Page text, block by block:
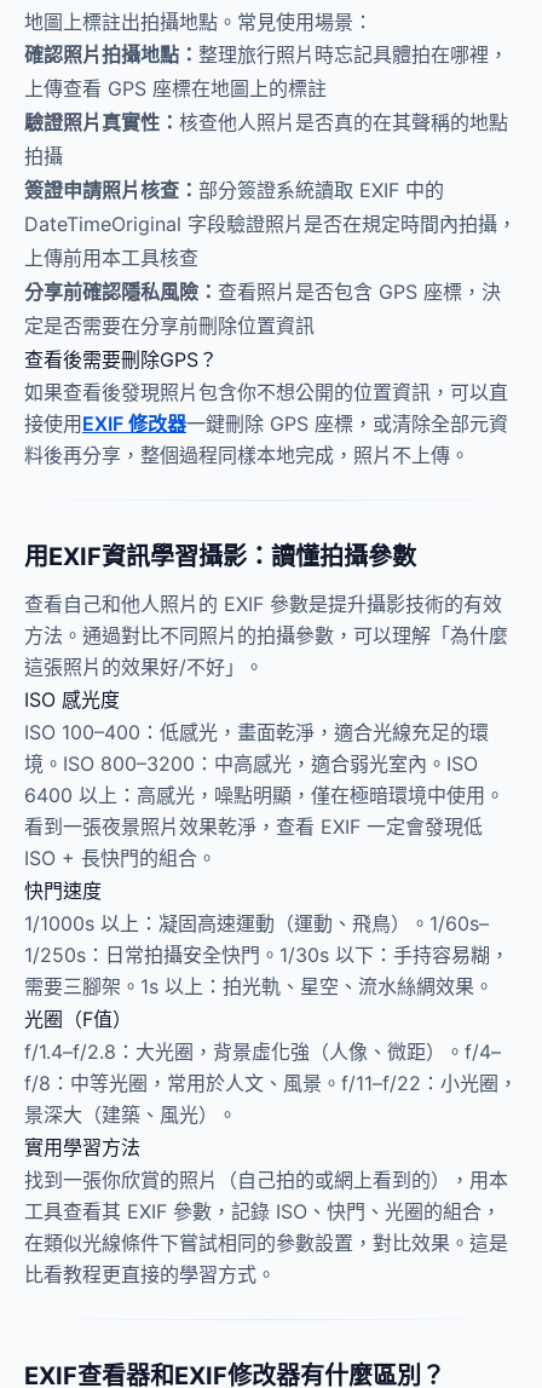
地圖上標註出拍攝地點。常見使用場景：
確認照片拍攝地點： 整理旅行照片時忘記具體拍在哪裡，
上傳查看 GPS 座標在地圖上的標註
驗證照片真實性： 核查他人照片是否真的在其聲稱的地點
拍攝
簽證申請照片核查： 部分簽證系統讀取 EXIF 中的
DateTimeOriginal 字段驗證照片是否在規定時間內拍攝，
上傳前用本工具核查
分享前確認隱私風險： 查看照片是否包含 GPS 座標，決
定是否需要在分享前刪除位置資訊
查看後需要刪除GPS？
如果查看後發現照片包含你不想公開的位置資訊，可以直
接使用 EXIF 修改器一鍵刪除 GPS 座標，或清除全部元資
料後再分享，整個過程同樣本地完成，照片不上傳。
用EXIF資訊學習攝影：讀懂拍攝參數
查看自己和他人照片的 EXIF 參數是提升攝影技術的有效
方法。通過對比不同照片的拍攝參數，可以理解「為什麼
這張照片的效果好/不好」。
ISO 感光度
ISO 100–400：低感光，畫面乾淨，適合光線充足的環
境。ISO 800–3200：中高感光，適合弱光室內。ISO
6400 以上：高感光，噪點明顯，僅在極暗環境中使用。
看到一張夜景照片效果乾淨，查看 EXIF 一定會發現低
ISO + 長快門的組合。
快門速度
1/1000s 以上：凝固高速運動（運動、飛鳥）。1/60s–
1/250s：日常拍攝安全快門。1/30s 以下：手持容易糊，
需要三腳架。1s 以上：拍光軌、星空、流水絲綢效果。
光圈（F值）
f/1.4–f/2.8：大光圈，背景虛化強（人像、微距）。f/4–
f/8：中等光圈，常用於人文、風景。f/11–f/22：小光圈，
景深大（建築、風光）。
實用學習方法
找到一張你欣賞的照片（自己拍的或網上看到的），用本
工具查看其 EXIF 參數，記錄 ISO、快門、光圈的組合，
在類似光線條件下嘗試相同的參數設置，對比效果。這是
比看教程更直接的學習方式。
EXIF查看器和EXIF修改器有什麼區別？